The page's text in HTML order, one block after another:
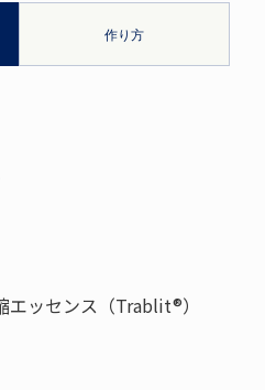
作り方
ッセンス（Trablit®）